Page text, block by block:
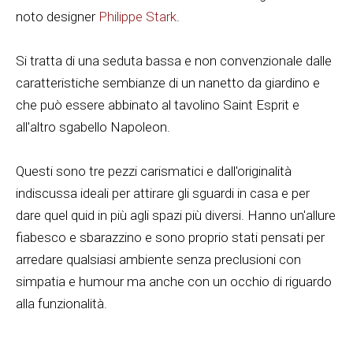
noto designer Philippe Stark.
Si tratta di una seduta bassa e non convenzionale dalle
caratteristiche sembianze di un nanetto da giardino e
che può essere abbinato al tavolino Saint Esprit e
all'altro sgabello Napoleon.
Questi sono tre pezzi carismatici e dall'originalità
indiscussa ideali per attirare gli sguardi in casa e per
dare quel quid in più agli spazi più diversi. Hanno un'allure
fiabesco e sbarazzino e sono proprio stati pensati per
arredare qualsiasi ambiente senza preclusioni con
simpatia e humour ma anche con un occhio di riguardo
alla funzionalità.